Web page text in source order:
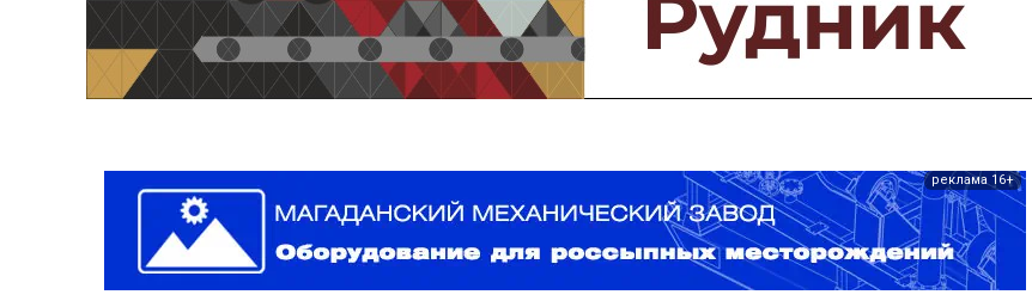
Предприятия и компании
Интервью
Выставки, Конференции
реклама 16+